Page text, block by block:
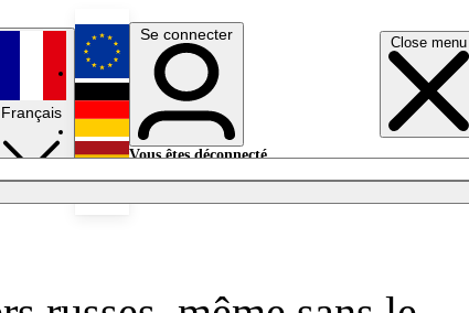
Close menu
Français
English
Deutsch
Se connecter
Vous êtes déconnecté.